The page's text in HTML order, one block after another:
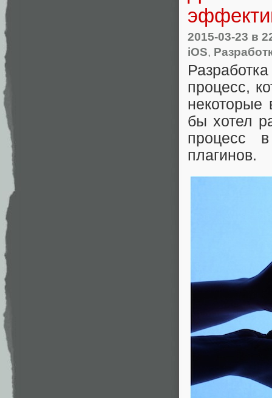
2015-03-23 в
iOS,
процесс,
бы хотел
процесс
плагинов.